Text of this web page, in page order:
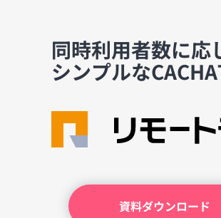
製品ラインアップ
高水準のセキュリティ
自治体のご担当者様へ
同時利用者数に応
シンプルな
資料ダウンロード